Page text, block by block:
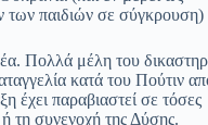
των παιδιών σε σύγκρουση)
Πολλά μέλη του
κατά του Πούτιν
έχει παραβιαστεί σε τόσες
ή τη συνενοχή της Δύσης.